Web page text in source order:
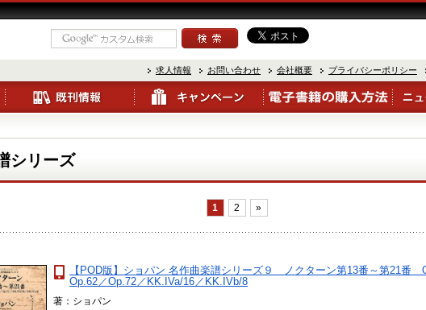
求人情報 お問い合わせ 会社概要 プライバシーポリシー
シリーズ
1 2 »
【POD版】ショパン 名作曲楽譜シリーズ９ ノクターン第13番～第21番
Op.62／Op.72／KK.IVa/16／KK.IVb/8
著：ショパン